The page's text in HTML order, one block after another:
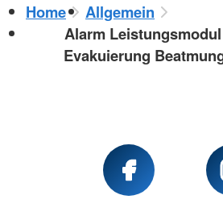
Home
Allgemein
Alarm
Evakuierung